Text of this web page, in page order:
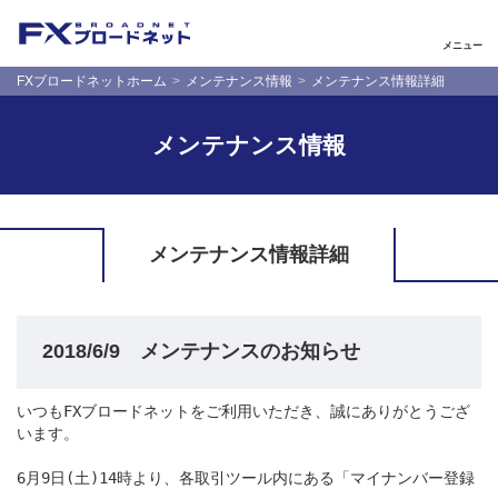
メニュー
FXブロードネットホーム メンテナンス情報 メンテナンス情報詳細
メンテナンス情報
メンテナンス情報詳細
2018/6/9 メンテナンスのお知らせ
いつもFXブロードネットをご利用いただき、誠にありがとうござ
います。
6月9日(土)14時より、各取引ツール内にある「マイナンバー登録